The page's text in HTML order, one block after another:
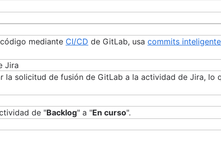
mediante CI/CD de GitLab, usa commits
la solicitud de fusión de GitLab a la actividad de Jira, lo
de "Backlog" a "En curso".